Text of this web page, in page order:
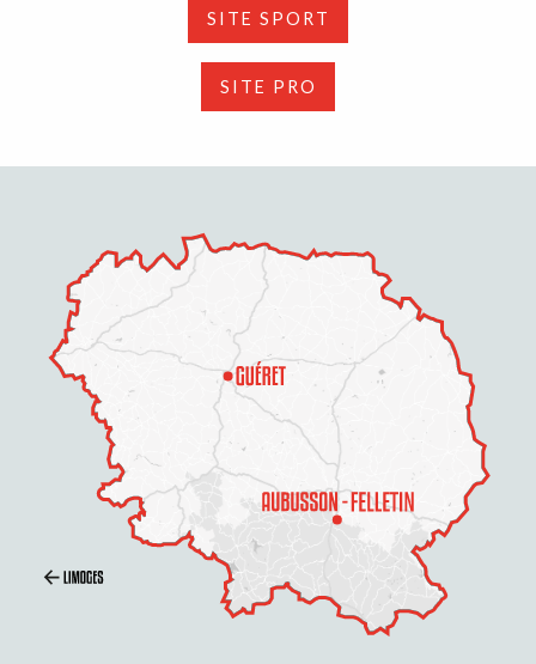
Description
Prestations
SITE SPORT
SITE PRO